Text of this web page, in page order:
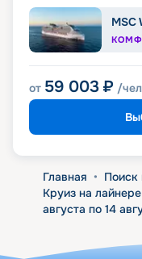
MSC
от 59 003 ₽ /чел
Главная • Поиск
Круиз на
августа по 14